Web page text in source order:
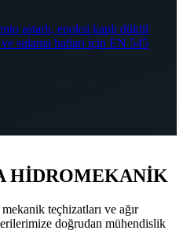
astarlı, epoksi kaplı düktil
sulama hatları için EN 545
HİDROMEKANİK
teçhizatları ve ağır
doğrudan mühendislik